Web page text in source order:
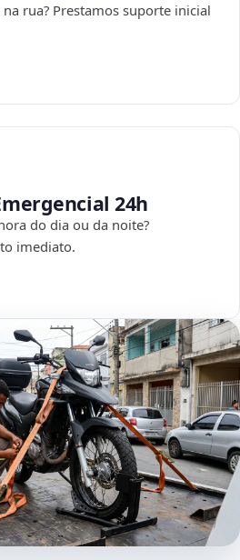
rua? Prestamos suporte inicial
24h
do dia ou da noite?
imediato.